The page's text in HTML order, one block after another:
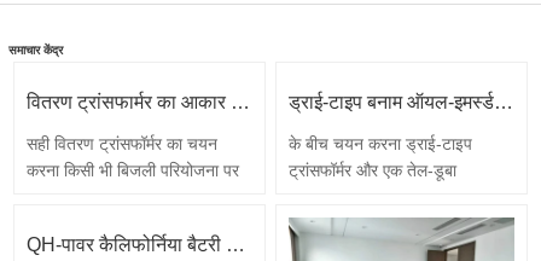
समाचार केंद्र
वितरण ट्रांसफार्मर का आकार कैसे निर्धारित करें: kVA, वोल्टेज और लोड की व्याख्या
सही वितरण ट्रांसफॉर्मर का चयन
करना किसी भी बिजली परियोजना पर
समय से पहले पुरानी हो जाती है और
ड्राई-टाइप बनाम ऑयल-इमर्स्ड ट्रांसफॉर्मर: अपने प्रोजेक्ट के लिए सही का चयन कैसे करें
के बीच चयन करना ड्राई-टाइप
ट्रांसफॉर्मर और एक तेल-डूबा
परियोजना पर इंजीनियरों और खरीद
टीमों के सामने आने वाले पहले निर्णयों में
QH-पावर कैलिफोर्निया बैटरी फैक्ट्री में UL प्रमाणित ड्राई-टाइप आइसोलेशन ट्रांसफॉर्मर के लिए तेज ऑन-साइट रिप्लेसमेंट सेवा प्रदान करता है